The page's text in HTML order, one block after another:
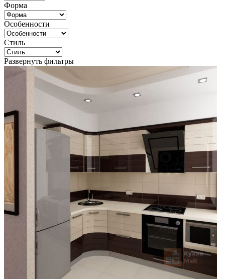
Форма
Особенности
Стиль
Развернуть фильтры